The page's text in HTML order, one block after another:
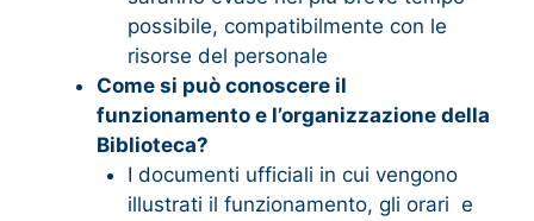
possibile, compatibilmente con le
risorse del personale
Come si può conoscere il
funzionamento e l’organizzazione della
Biblioteca?
I documenti ufficiali in cui vengono
illustrati il funzionamento, gli orari e